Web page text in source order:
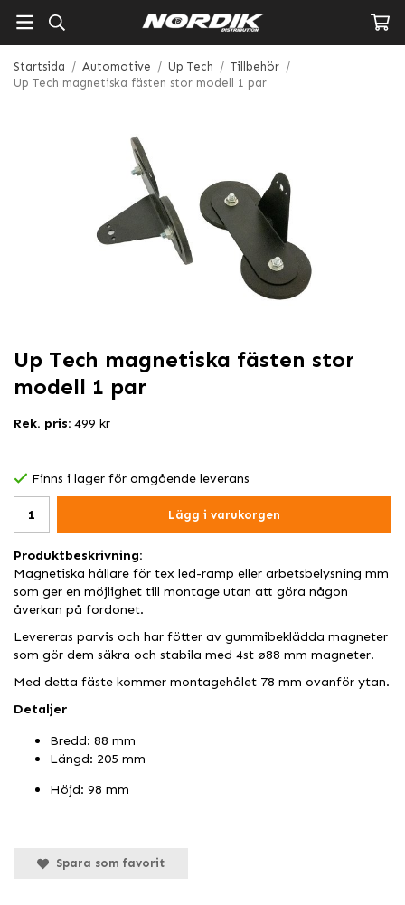
Startsida / Automotive / Up Tech / Tillbehör /
Up Tech magnetiska fästen stor modell 1 par
Up Tech magnetiska fästen stor
modell 1 par
Rek. pris: 499 kr
Finns i lager för omgående leverans
Lägg i varukorgen
Produktbeskrivning:
Magnetiska hållare för tex led-ramp eller arbetsbelysning mm
som ger en möjlighet till montage utan att göra någon
åverkan på fordonet.
Levereras parvis och har fötter av gummibeklädda magneter
som gör dem säkra och stabila med 4st ø88 mm magneter.
Med detta fäste kommer montagehålet 78 mm ovanför ytan.
Detaljer
Bredd: 88 mm
Längd: 205 mm
Höjd: 98 mm
Spara som favorit